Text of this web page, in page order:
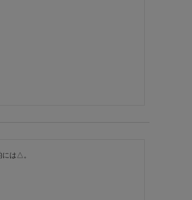
は△。